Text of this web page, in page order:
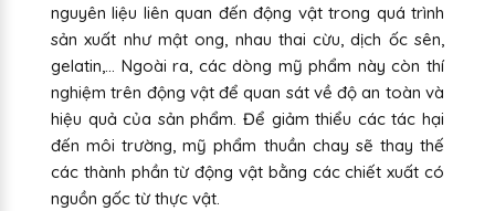
nguyên liệu liên quan đến động vật trong quá trình
sản xuất như mật ong, nhau thai cừu, dịch ốc sên,
gelatin,... Ngoài ra, các dòng mỹ phẩm này còn thí
nghiệm trên động vật để quan sát về độ an toàn và
hiệu quả của sản phẩm. Để giảm thiểu các tác hại
đến môi trường, mỹ phẩm thuần chay sẽ thay thế
các thành phần từ động vật bằng các chiết xuất có
nguồn gốc từ thực vật.